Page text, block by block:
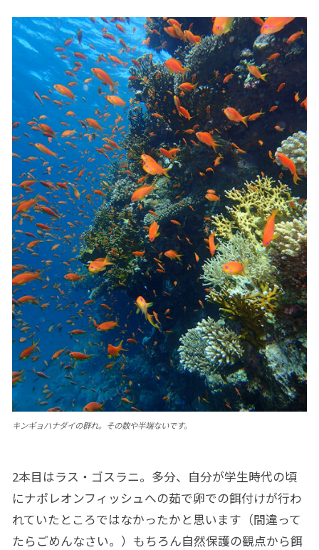
キンギョハナダイの群れ。その数や半端ないです。
2本目はラス・ゴスラニ。多分、自分が学生時代の頃
にナポレオンフィッシュへの茹で卵での餌付けが行わ
れていたところではなかったかと思います（間違って
たらごめんなさい。）もちろん自然保護の観点から餌